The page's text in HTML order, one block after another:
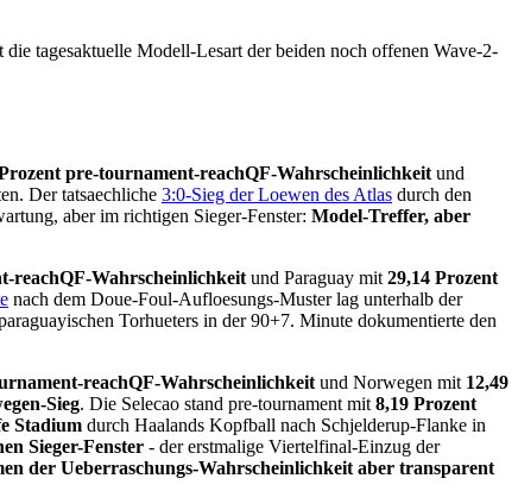
die tagesaktuelle Modell-Lesart der beiden noch offenen Wave-2-
pre-tournament-reachQF-Wahrscheinlichkeit und
Der tatsaechliche 3:0-Sieg der Loewen des Atlas durch den
aber im richtigen Sieger-Fenster: Model-Treffer, aber
reachQF-Wahrscheinlichkeit und Paraguay mit 29,14 Prozent
nach dem Doue-Foul-Aufloesungs-Muster lag unterhalb der
Torhueters in der 90+7. Minute dokumentierte den
reachQF-Wahrscheinlichkeit und Norwegen mit 12,49
Sieg. Die Selecao stand pre-tournament mit 8,19 Prozent
Stadium durch Haalands Kopfball nach Schjelderup-Flanke in
Sieger-Fenster - der erstmalige Viertelfinal-Einzug der
der Ueberraschungs-Wahrscheinlichkeit aber transparent